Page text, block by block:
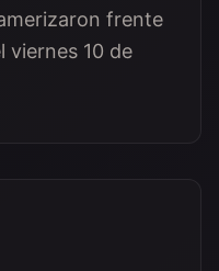
frente
viernes 10 de